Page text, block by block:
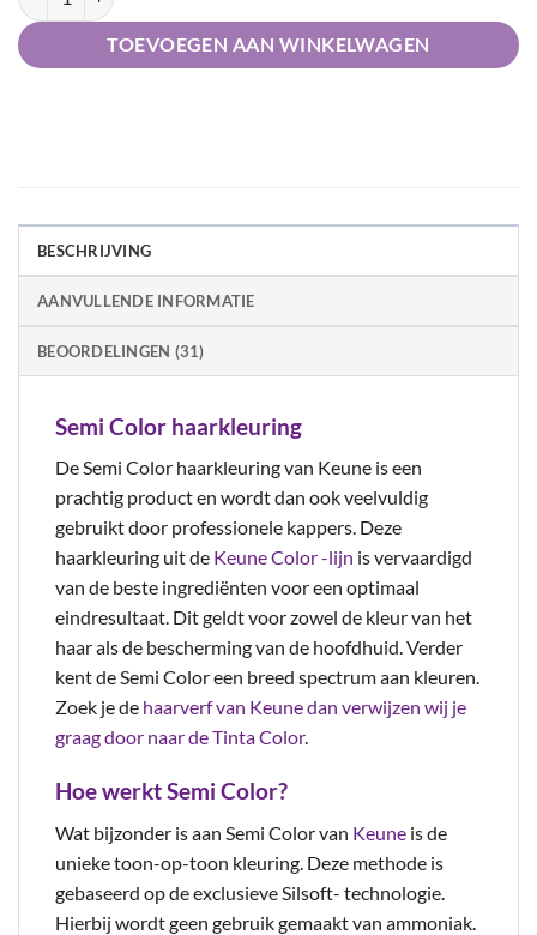
TOEVOEGEN AAN WINKELWAGEN
BESCHRIJVING
AANVULLENDE INFORMATIE
BEOORDELINGEN (31)
Semi Color haarkleuring
De Semi Color haarkleuring van Keune is een
prachtig product en wordt dan ook veelvuldig
gebruikt door professionele kappers. Deze
haarkleuring uit de Keune Color -lijn is vervaardigd
van de beste ingrediënten voor een optimaal
eindresultaat. Dit geldt voor zowel de kleur van het
haar als de bescherming van de hoofdhuid. Verder
kent de Semi Color een breed spectrum aan kleuren.
Zoek je de haarverf van Keune dan verwijzen wij je
graag door naar de Tinta Color.
Hoe werkt Semi Color?
Wat bijzonder is aan Semi Color van Keune is de
unieke toon-op-toon kleuring. Deze methode is
gebaseerd op de exclusieve Silsoft- technologie.
Hierbij wordt geen gebruik gemaakt van ammoniak.